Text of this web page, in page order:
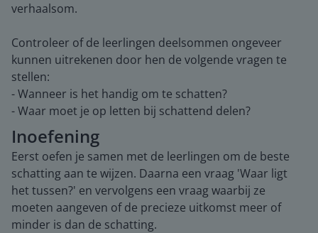
verhaalsom.
Controleer of de leerlingen deelsommen ongeveer
kunnen uitrekenen door hen de volgende vragen te
stellen:
- Wanneer is het handig om te schatten?
- Waar moet je op letten bij schattend delen?
Inoefening
Eerst oefen je samen met de leerlingen om de beste
schatting aan te wijzen. Daarna een vraag 'Waar ligt
het tussen?' en vervolgens een vraag waarbij ze
moeten aangeven of de precieze uitkomst meer of
minder is dan de schatting.